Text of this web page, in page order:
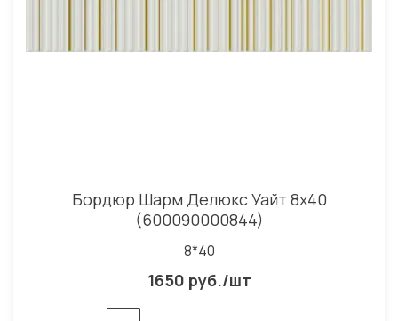
Бордюр Шарм Делюкс Уайт 8x40
(600090000844)
8*40
1650 руб./шт